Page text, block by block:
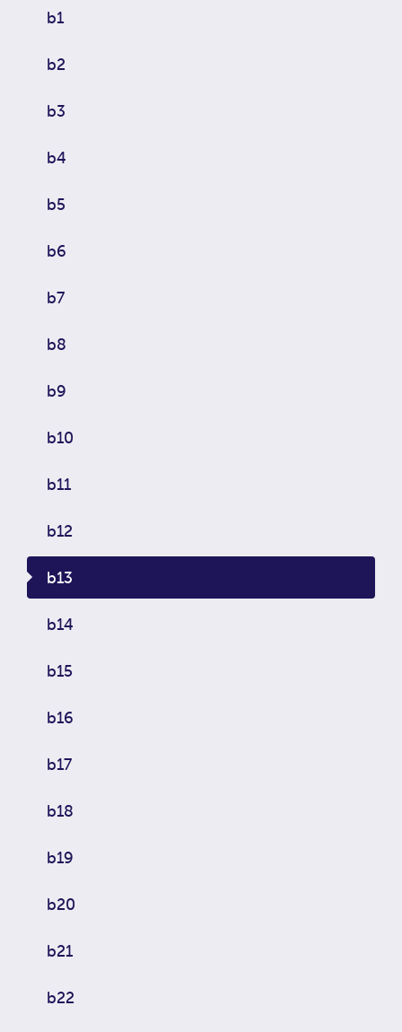
b1
b2
b3
b4
b5
b6
b7
b8
b9
b10
b11
b12
b13
b14
b15
b16
b17
b18
b19
b20
b21
b22